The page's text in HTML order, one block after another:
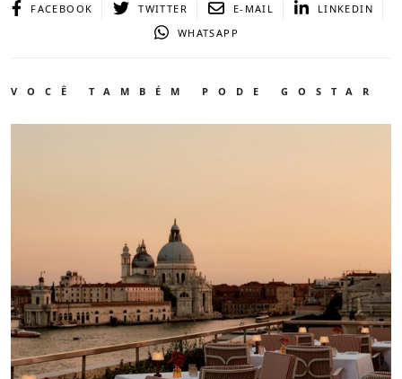
FACEBOOK TWITTER E-MAIL
LINKEDIN
WHATSAPP
VOCÊ TAMBÉM PODE GOSTAR